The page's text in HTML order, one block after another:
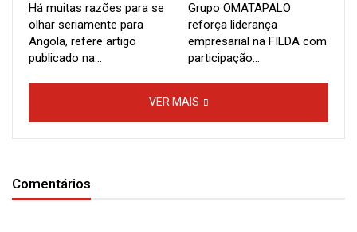
Há muitas razões para se
olhar seriamente para
Angola, refere artigo
publicado na…
Grupo OMATAPALO
reforça liderança
empresarial na FILDA com
participação…
VER MAIS
Comentários